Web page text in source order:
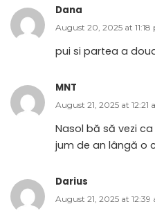
Dana
August 20, 2025 at 11:18
pui si partea a
MNT
August 21, 2025 at 12:21
Nasol bă să vezi
jum de an lângă o
Darius
August 21, 2025 at 12:39